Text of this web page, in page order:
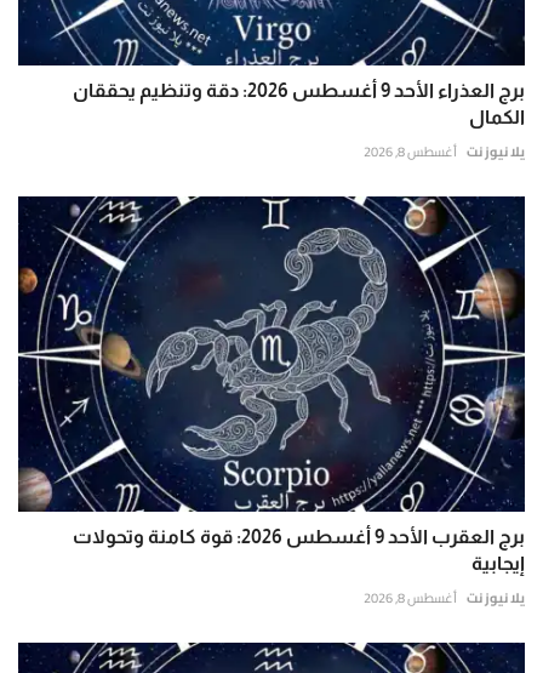
برج العذراء الأحد 9 أغسطس 2026: دقة وتنظيم يحققان
الكمال
يلا نيوز نت أغسطس 8, 2026
برج العقرب الأحد 9 أغسطس 2026: قوة كامنة وتحولات
إيجابية
يلا نيوز نت أغسطس 8, 2026